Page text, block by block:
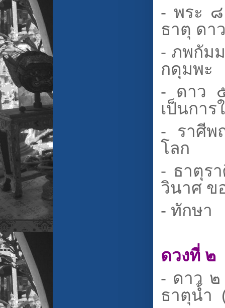
- พระ ๘
ธาตุ ดา
- ภพกัม
กดุมพะ
- ดาว
เป็นกา
- ราศีพ
โลก
- ธาตุร
วินาศ ข
- ทักษา
ดวงที่ ๒
- ดาว ๒
ธาตุน้ำ